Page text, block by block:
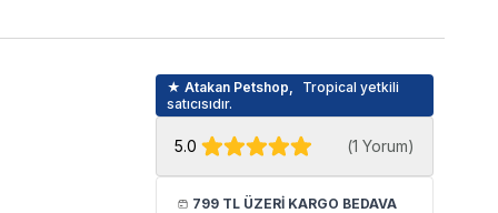
★ Atakan Petshop,
Tropical yetkili
satıcısıdır.
5.0 (1 Yorum)
799 TL ÜZERİ KARGO BEDAVA